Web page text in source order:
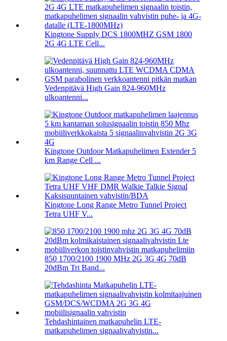
Kingtone Supply DCS 1800MHZ GSM 1800
2G 4G LTE Cell...
Vedenpitävä High Gain 824-960MHz
ulkoantenni...
Kingtone Outdoor Matkapuhelimen Extender 5
km Range Cell ...
Kingtone Long Range Metro Tunnel Project
Tetra UHF V...
850 1700/2100 1900 MHz 2G 3G 4G 70dB
20dBm Tri Band...
Tehdashintainen matkapuhelin LTE-
matkapuhelimen signaalivahvistin...